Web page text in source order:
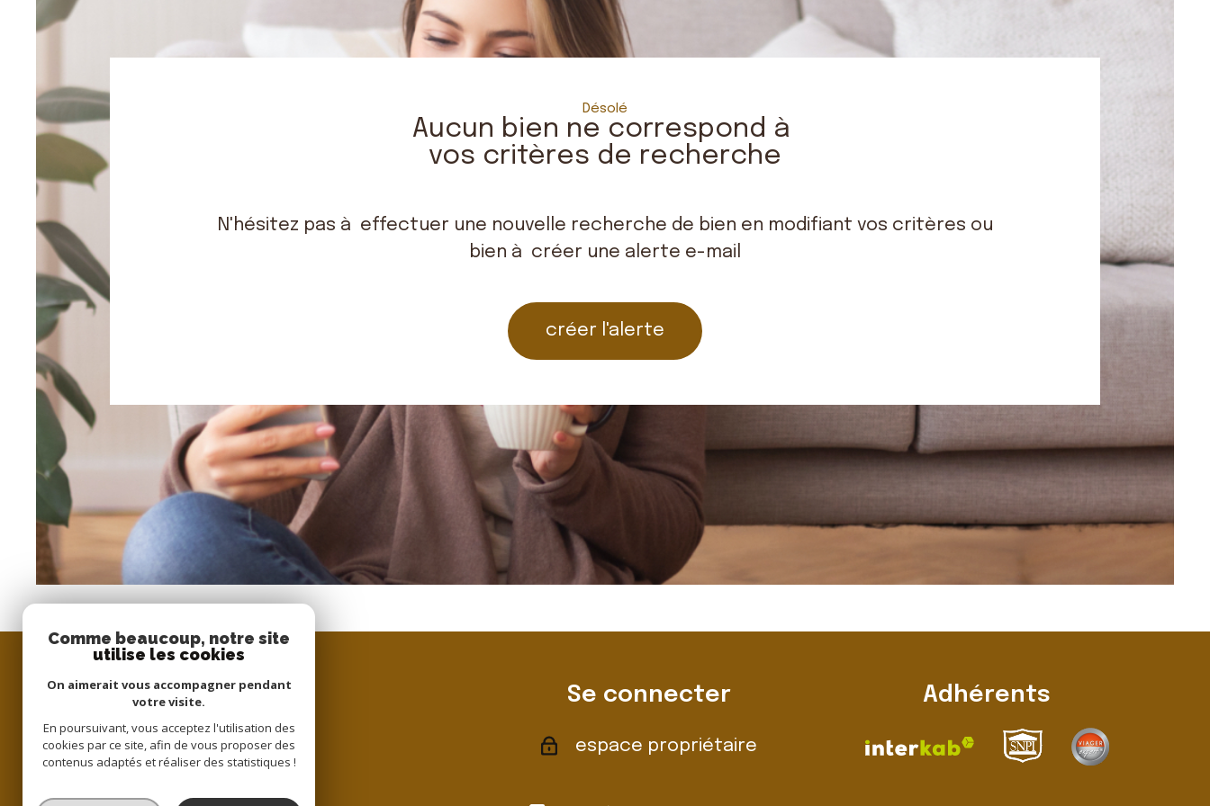
Désolé
Aucun bien ne correspond à
vos critères de recherche
N'hésitez pas à effectuer une nouvelle recherche de bien en modifiant vos critères ou
bien à créer une alerte e-mail
créer l'alerte
Se connecter
espace propriétaire
Adhérents
Comme beaucoup, notre site
utilise les cookies
On aimerait vous accompagner pendant
votre visite.
En poursuivant, vous acceptez l'utilisation des
cookies par ce site, afin de vous proposer des
contenus adaptés et réaliser des statistiques !